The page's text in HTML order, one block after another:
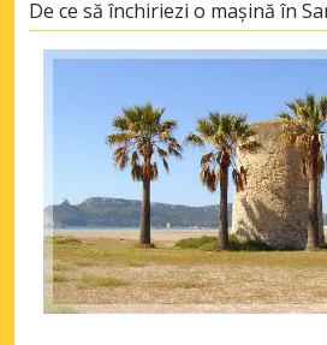
De ce să închiriezi o mașină în